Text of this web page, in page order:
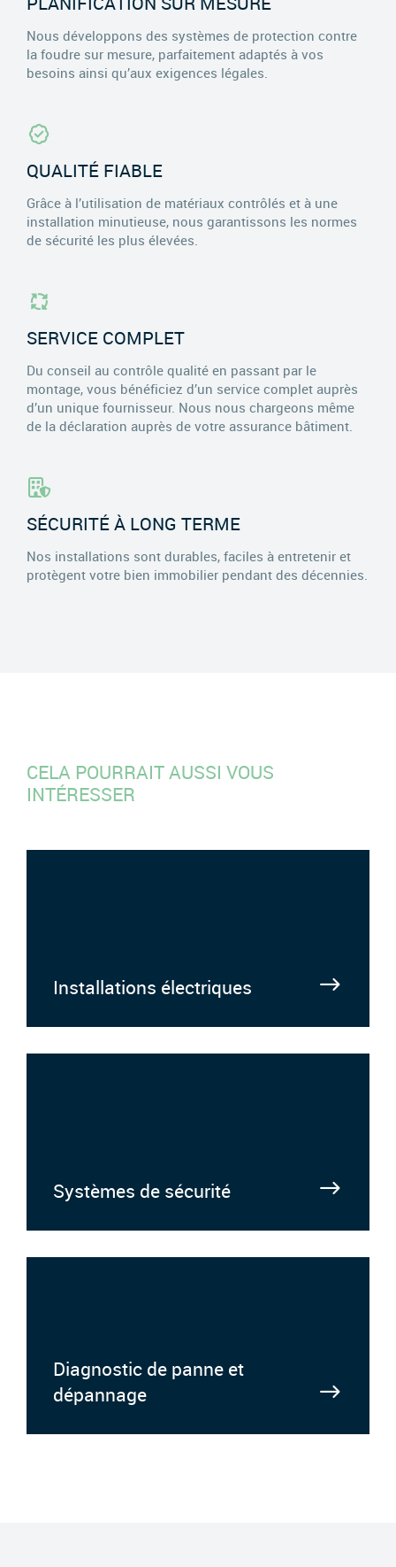
Nous développons des systèmes de protection contre
la foudre sur mesure, parfaitement adaptés à vos
besoins ainsi qu’aux exigences légales.
QUALITÉ FIABLE
Grâce à l’utilisation de matériaux contrôlés et à une
installation minutieuse, nous garantissons les normes
de sécurité les plus élevées.
SERVICE COMPLET
Du conseil au contrôle qualité en passant par le
montage, vous bénéficiez d’un service complet auprès
d’un unique fournisseur. Nous nous chargeons même
de la déclaration auprès de votre assurance bâtiment.
SÉCURITÉ À LONG TERME
Nos installations sont durables, faciles à entretenir et
protègent votre bien immobilier pendant des décennies.
CELA POURRAIT AUSSI VOUS
INTÉRESSER
Installations électriques
Systèmes de sécurité
Diagnostic de panne et
dépannage